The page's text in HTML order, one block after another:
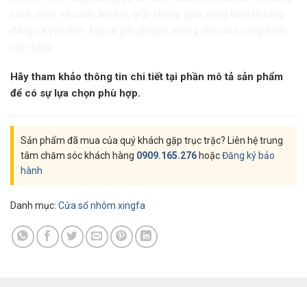
Hãy tham khảo thông tin chi tiết tại phần mô tả sản phẩm
để có sự lựa chọn phù hợp.
Sản phẩm đã mua của quý khách gặp trục trặc? Liên hệ trung
tâm chăm sóc khách hàng 0909.165.276 hoặcĐăng ký bảo
hành
Danh mục: Cửa sổ nhôm xingfa